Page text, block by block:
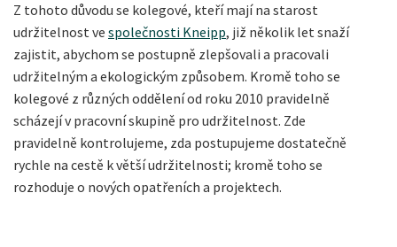
Z tohoto důvodu se kolegové, kteří mají na starost
udržitelnost ve společnosti Kneipp, již několik let snaží
zajistit, abychom se postupně zlepšovali a pracovali
udržitelným a ekologickým způsobem. Kromě toho se
kolegové z různých oddělení od roku 2010 pravidelně
scházejí v pracovní skupině pro udržitelnost. Zde
pravidelně kontrolujeme, zda postupujeme dostatečně
rychle na cestě k větší udržitelnosti; kromě toho se
rozhoduje o nových opatřeních a projektech.